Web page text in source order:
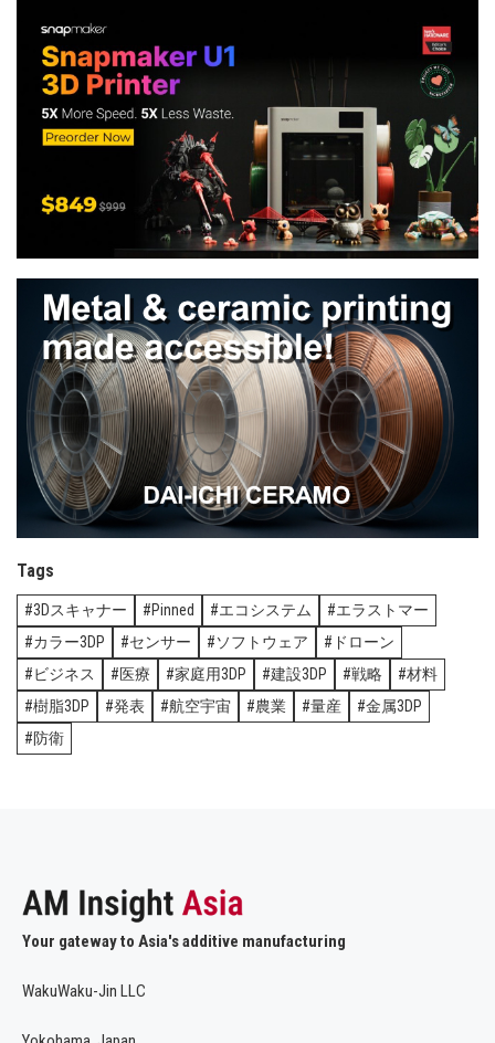
Tags
3Dスキャナー Pinned エコシステム
エラストマー
カラー3DP
センサー ソフトウェア
ドローン
ビジネス
医療 家庭用3DP 建設3DP 戦略
材料
樹脂3DP
発表 航空宇宙 農業 量産
金属3DP
防衛
Your gateway to Asia's additive manufacturing
WakuWaku-Jin LLC